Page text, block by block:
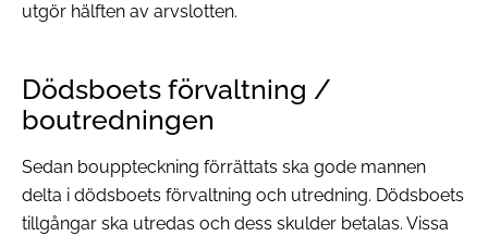
utgör hälften av arvslotten.
Dödsboets förvaltning /
boutredningen
Sedan bouppteckning förrättats ska gode mannen
delta i dödsboets förvaltning och utredning. Dödsboets
tillgångar ska utredas och dess skulder betalas. Vissa